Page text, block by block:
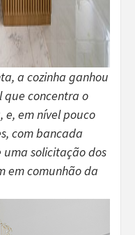
a cozinha ganhou
que concentra o
em nível pouco
com bancada
solicitação dos
em comunhão da